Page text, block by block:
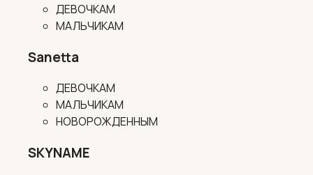
ДЕВОЧКАМ
МАЛЬЧИКАМ
Sanetta
ДЕВОЧКАМ
МАЛЬЧИКАМ
НОВОРОЖДЕННЫМ
SKYNAME